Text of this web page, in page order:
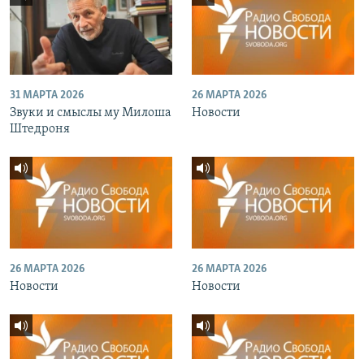
31 МАРТА 2026
Звуки и смыслы му Милоша
Штедроня
26 МАРТА 2026
Новости
26 МАРТА 2026
Новости
26 МАРТА 2026
Новости